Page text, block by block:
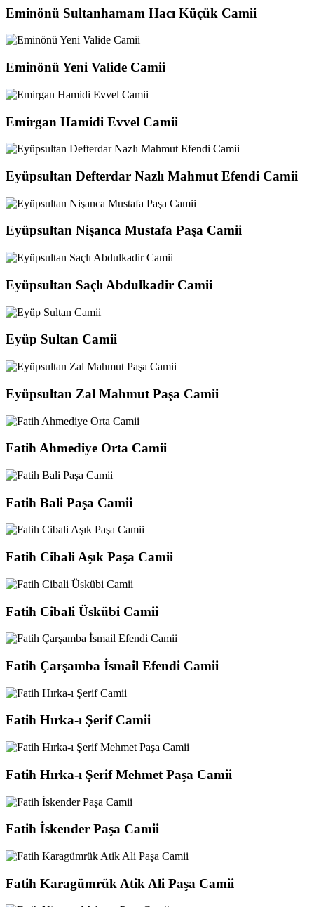
Eminönü Sultanhamam Hacı Küçük Camii
Eminönü Yeni Valide Camii
Emirgan Hamidi Evvel Camii
Eyüpsultan Defterdar Nazlı Mahmut Efendi Camii
Eyüpsultan Nişanca Mustafa Paşa Camii
Eyüpsultan Saçlı Abdulkadir Camii
Eyüp Sultan Camii
Eyüpsultan Zal Mahmut Paşa Camii
Fatih Ahmediye Orta Camii
Fatih Bali Paşa Camii
Fatih Cibali Aşık Paşa Camii
Fatih Cibali Üskübi Camii
Fatih Çarşamba İsmail Efendi Camii
Fatih Hırka-ı Şerif Camii
Fatih Hırka-ı Şerif Mehmet Paşa Camii
Fatih İskender Paşa Camii
Fatih Karagümrük Atik Ali Paşa Camii